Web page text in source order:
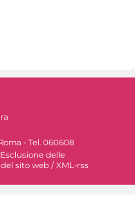
- Tel. 060608
Esclusione delle
sito web / XML-rss